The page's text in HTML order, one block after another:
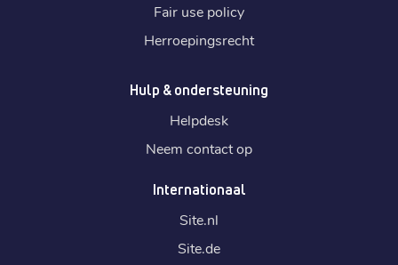
Fair use policy
Herroepingsrecht
Hulp & ondersteuning
Helpdesk
Neem contact op
Internationaal
Site.nl
Site.de